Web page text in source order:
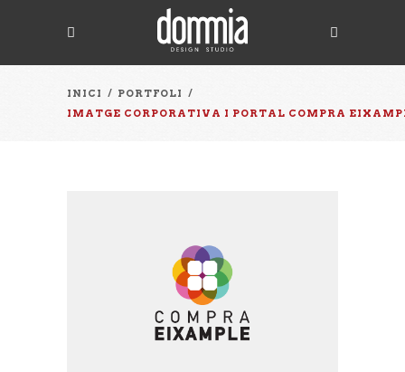
INICI / PORTFOLI /
IMATGE CORPORATIVA I PORTAL COMPRA